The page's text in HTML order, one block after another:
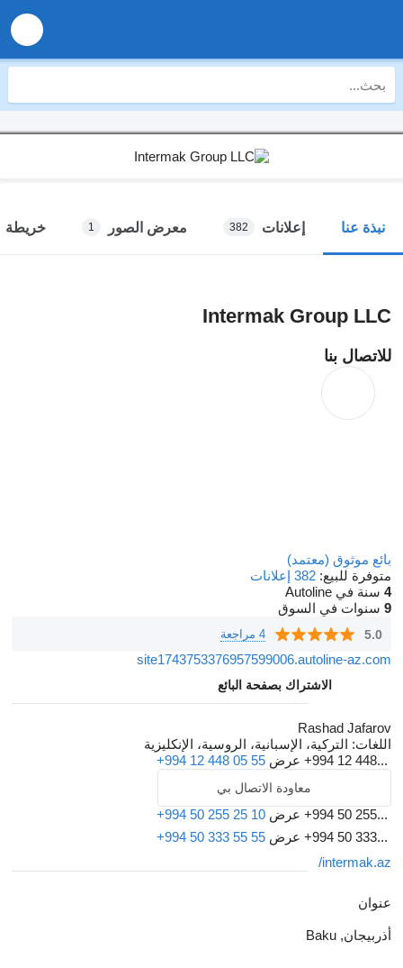
نبذة عنا إعلانات 382 معرض الصور 1 خريطة
Intermak Group LLC
للاتصال بنا
بائع موثوق (معتمد)
متوفرة للبيع: 382 إعلانات
4 سنة في Autoline
9 سنوات في السوق
5.0 4 مراجعة
site1743753376957599006.autoline-az.com
الاشتراك بصفحة البائع
Rashad Jafarov
اللغات: التركية، الإسبانية، الروسية، الإنكليزية
+994 12 448... عرض +994 12 448 05 55
معاودة الاتصال بي
+994 50 255... عرض +994 50 255 25 10
+994 50 333... عرض +994 50 333 55 55
intermak.az/
عنوان
أذربيجان, Baku